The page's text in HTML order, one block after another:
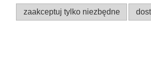
Zwroty i reklamacje
zaakceptuj tylko niezbędne